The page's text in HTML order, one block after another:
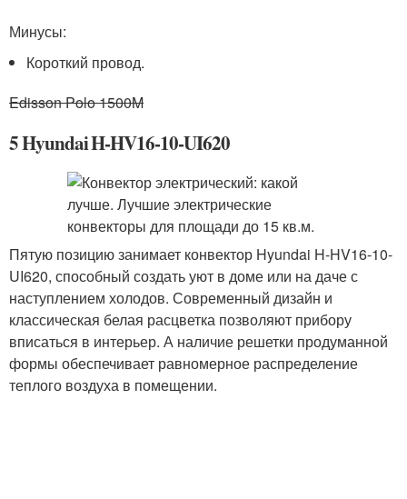
Минусы:
Короткий провод.
Edisson Polo 1500M
5 Hyundai H-HV16-10-UI620
Пятую позицию занимает конвектор Hyundai H-HV16-10-
UI620, способный создать уют в доме или на даче с
наступлением холодов. Современный дизайн и
классическая белая расцветка позволяют прибору
вписаться в интерьер. А наличие решетки продуманной
формы обеспечивает равномерное распределение
теплого воздуха в помещении.